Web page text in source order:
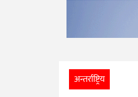
अन्तर्राष्ट्रिय